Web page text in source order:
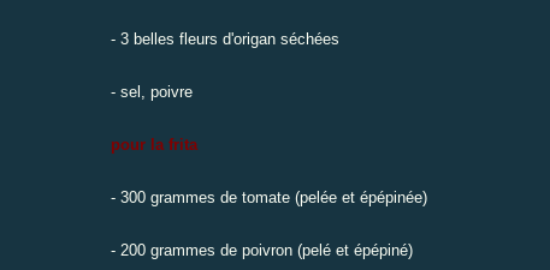
- 3 belles fleurs d'origan séchées
- sel, poivre
pour la frita
- 300 grammes de tomate (pelée et épépinée)
- 200 grammes de poivron (pelé et épépiné)